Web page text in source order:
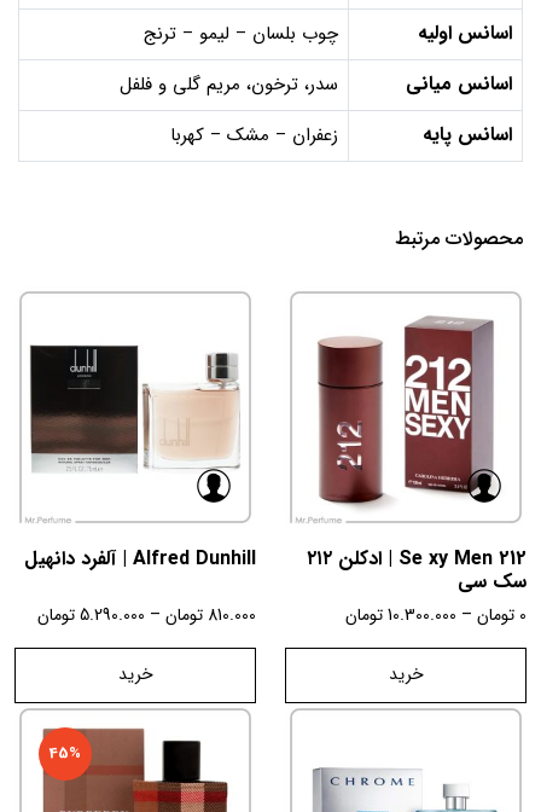
اسانس اولیه چوب بلسان – لیمو – ترنج
اسانس میانی سدر، ترخون، مریم گلی و فلفل
اسانس پایه زعفران – مشک – کهربا
محصولات مرتبط
212 Se xy Men | ادکلن ۲۱۲
سک سی
0 تومان –
10.300.000تومان
خرید
Alfred Dunhill | آلفرد دانهیل
810.000 تومان –
5.290.000تومان
خرید
45%